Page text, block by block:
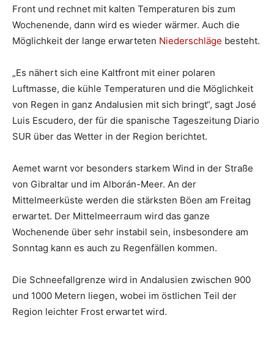
Front und rechnet mit kalten Temperaturen bis zum
Wochenende, dann wird es wieder wärmer. Auch die
Möglichkeit der lange erwarteten Niederschläge besteht.
„Es nähert sich eine Kaltfront mit einer polaren
Luftmasse, die kühle Temperaturen und die Möglichkeit
von Regen in ganz Andalusien mit sich bringt“, sagt José
Luis Escudero, der für die spanische Tageszeitung Diario
SUR über das Wetter in der Region berichtet.
Aemet warnt vor besonders starkem Wind in der Straße
von Gibraltar und im Alborán-Meer. An der
Mittelmeerküste werden die stärksten Böen am Freitag
erwartet. Der Mittelmeerraum wird das ganze
Wochenende über sehr instabil sein, insbesondere am
Sonntag kann es auch zu Regenfällen kommen.
Die Schneefallgrenze wird in Andalusien zwischen 900
und 1000 Metern liegen, wobei im östlichen Teil der
Region leichter Frost erwartet wird.